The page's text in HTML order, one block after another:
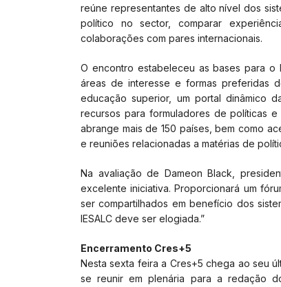
reúne representantes de alto nível dos
político no sector, comparar
colaborações com pares internacionais.
O encontro estabeleceu as bases para o
áreas de interesse e formas preferidas
educação superior, um portal dinâmico
recursos para formuladores de políticas
abrange mais de 150 países, bem como
e reuniões relacionadas a matérias de
Na avaliação de Dameon Black,
excelente iniciativa. Proporcionará um
ser compartilhados em benefício dos
IESALC deve ser elogiada.”
Encerramento Cres+5
Nesta sexta feira a Cres+5 chega ao seu
se reunir em plenária para a redação